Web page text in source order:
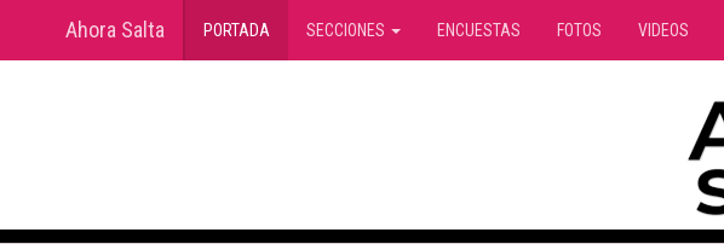
Ahora Salta PORTADA(current)SECCIONES ENCUESTAS FOTOS VIDEOS